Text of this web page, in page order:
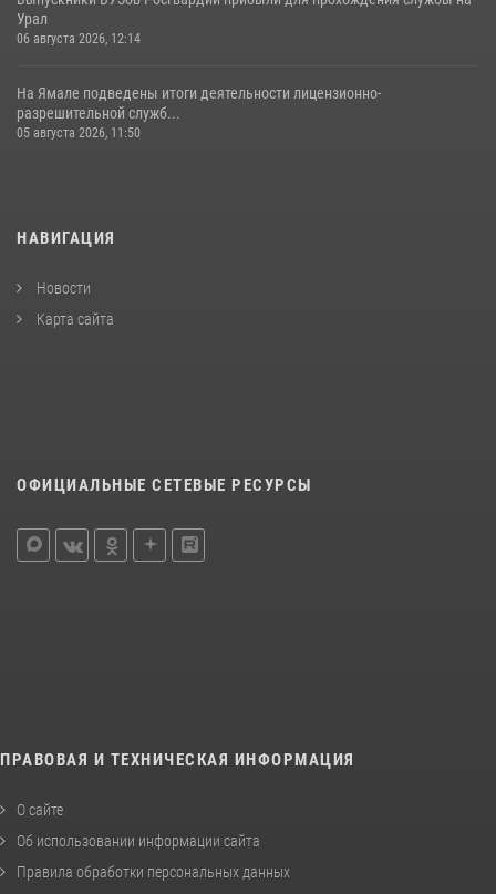
Урал
06 августа 2026, 12:14
На Ямале подведены итоги деятельности лицензионно-
разрешительной служб...
05 августа 2026, 11:50
НАВИГАЦИЯ
Новости
Карта сайта
ОФИЦИАЛЬНЫЕ СЕТЕВЫЕ РЕСУРСЫ
ПРАВОВАЯ И ТЕХНИЧЕСКАЯ ИНФОРМАЦИЯ
О сайте
Об использовании информации сайта
Правила обработки персональных данных